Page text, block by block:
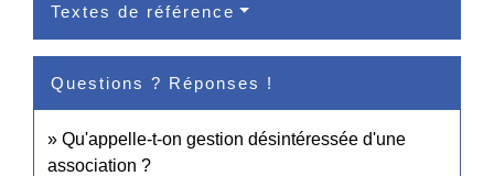
Textes de référence
Questions ? Réponses !
Qu'appelle-t-on gestion désintéressée d'une
association ?